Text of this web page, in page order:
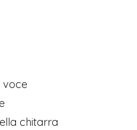
voce
chitarra